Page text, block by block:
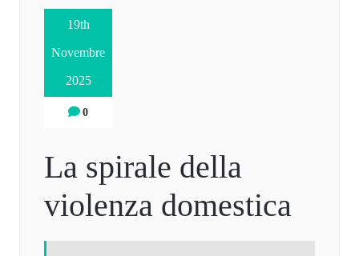
19th
Novembre
2025
0
La spirale della
violenza domestica